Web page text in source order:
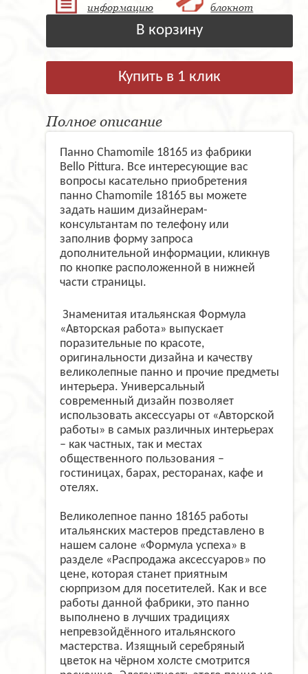
информацию
блокнот
В корзину
Купить в 1 клик
Полное описание
Панно Chamomile 18165 из фабрики
Bello Pittura. Все интересующие вас
вопросы касательно приобретения
панно Chamomile 18165 вы можете
задать нашим дизайнерам-
консультантам по телефону или
заполнив форму запроса
дополнительной информации, кликнув
по кнопке расположенной в нижней
части страницы.
Знаменитая итальянская Формула
«Авторская работа» выпускает
поразительные по красоте,
оригинальности дизайна и качеству
великолепные панно и прочие предметы
интерьера. Универсальный
современный дизайн позволяет
использовать аксессуары от «Авторской
работы» в самых различных интерьерах
– как частных, так и местах
общественного пользования –
гостиницах, барах, ресторанах, кафе и
отелях.
Великолепное панно 18165 работы
итальянских мастеров представлено в
нашем салоне «Формула успеха» в
разделе «Распродажа аксессуаров» по
цене, которая станет приятным
сюрпризом для посетителей. Как и все
работы данной фабрики, это панно
выполнено в лучших традициях
непревзойдённого итальянского
мастерства. Изящный серебряный
цветок на чёрном холсте смотрится